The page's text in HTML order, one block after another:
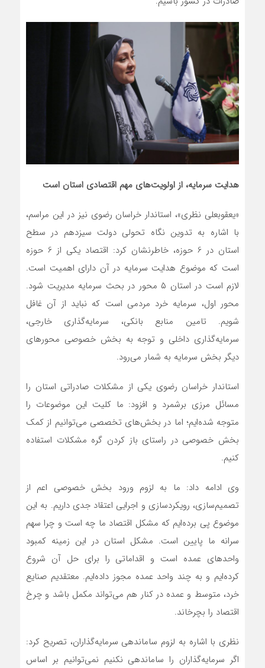
هدایت سرمایه، از اولویت‌های مهم اقتصادی استان است
«یعقوبعلی نظری»، استاندار خراسان رضوی نیز در این مراسم،
با اشاره به تدوین نگاه تحولی دولت سیزدهم در سطح
استان در 6 حوزه، خاطرنشان کرد: اقتصاد یکی از 6 حوزه
است که موضوع هدایت سرمایه در آن دارای اهمیت است.
لازم است در استان ۵ محور در بحث سرمایه مدیریت شود.
محور اول، سرمایه خرد مردمی است که نباید از آن غافل
شویم. تامین منابع بانکی، سرمایه‌گذاری خارجی،
سرمایه‌گذاری داخلی و توجه به بخش خصوصی محورهای
دیگر بخش سرمایه به شمار می‌رود.
استاندار خراسان رضوی یکی از مشکلات صادراتی استان را
مسائل مرزی برشمرد و افزود: ما کلیت این موضوعات را
متوجه شده‌ایم؛ اما در بخش‌های تخصصی می‌توانیم از کمک
بخش خصوصی در راستای باز کردن گره مشکلات استفاده
کنیم.
وی ادامه داد: ما به لزوم ورود بخش خصوصی اعم از
تصمیم‌سازی، رویکردسازی و اجرایی اعتقاد جدی داریم. به این
موضوع پی برده‌ایم که مشکل اقتصاد ما چه است و چرا سهم
سرانه ما پایین است. مشکل استان در این زمینه کمبود
واحدهای عمده است و اقداماتی را برای حل آن شروع
کرده‌ایم و به چند واحد عمده مجوز داده‌ایم. معتقدیم صنایع
خرد، متوسط و عمده در کنار هم می‌تواند مکمل باشد و چرخ
اقتصاد را بچرخاند.
نظری با اشاره به لزوم ساماندهی سرمایه‌گذاران، تصریح کرد:
اگر سرمایه‌گذاران را ساماندهی نکنیم نمی‌توانیم بر اساس